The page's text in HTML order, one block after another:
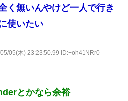
く無いんやけど一人で行き
使いたい
05(木) 23:23:50.99 ID:+oh41NRr0
とかなら余裕